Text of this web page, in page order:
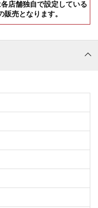
店舗独自で設定している
売となります。